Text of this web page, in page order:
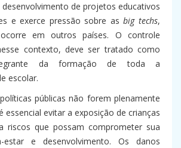
de projetos educativos
e exerce pressão sobre asbig techs,
em outros países. O controle
contexto, deve ser tratado como
da formação de toda a
escolar.
públicas não forem plenamente
essencial evitar a exposição de crianças
riscos que possam comprometer sua
estar e desenvolvimento. Os danos